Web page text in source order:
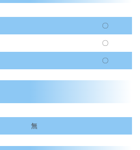
〇
〇
〇
無